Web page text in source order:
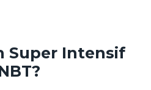
Super Intensif